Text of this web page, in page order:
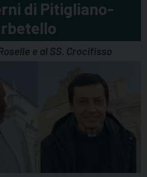
di Pitigliano-
e al SS. Crocifisso